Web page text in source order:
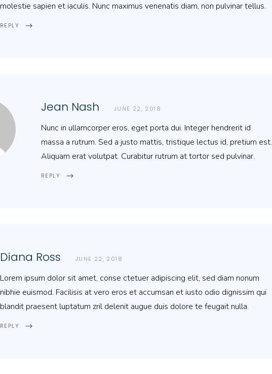
molestie sapien et iaculis. Nunc maximus venenatis diam, non pulvinar tellus.
REPLY
Jean Nash JUNE 22, 2018
Nunc in ullamcorper eros, eget porta dui. Integer hendrerit id
massa a rutrum. Sed a justo mattis, tristique lectus id, pretium est.
Aliquam erat volutpat. Curabitur rutrum at tortor sed pulvinar.
REPLY
Diana Ross JUNE 22, 2018
Lorem ipsum dolor sit amet, conse ctetuer adipiscing elit, sed diam nonum
nibhie euismod. Facilisis at vero eros et accumsan et iusto odio dignissim qui
blandit praesent luptatum zril delenit augue duis dolore te feugait nulla.
REPLY